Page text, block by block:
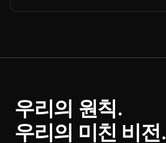
우리의 원칙.
우리의 미친 비전.